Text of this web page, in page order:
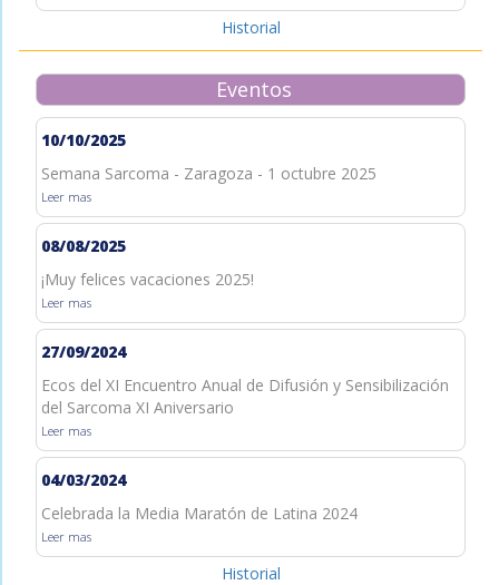
Historial
Eventos
10/10/2025
Semana Sarcoma - Zaragoza - 1 octubre 2025
Leer mas
08/08/2025
¡Muy felices vacaciones 2025!
Leer mas
27/09/2024
Ecos del XI Encuentro Anual de Difusión y Sensibilización
del Sarcoma XI Aniversario
Leer mas
04/03/2024
Celebrada la Media Maratón de Latina 2024
Leer mas
Historial